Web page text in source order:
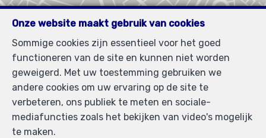
Onze website maakt gebruik van cookies
Sommige cookies zijn essentieel voor het goed
functioneren van de site en kunnen niet worden
geweigerd. Met uw toestemming gebruiken we
andere cookies om uw ervaring op de site te
verbeteren, ons publiek te meten en sociale-
mediafuncties zoals het bekijken van video's mogelijk
te maken.